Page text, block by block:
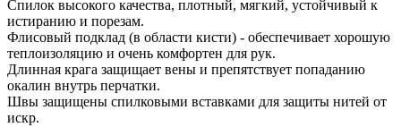
Спилок высокого качества, плотный, мягкий, устойчивый к
истиранию и порезам.
Флисовый подклад (в области кисти) - обеспечивает хорошую
теплоизоляцию и очень комфортен для рук.
Длинная крага защищает вены и препятствует попаданию
окалин внутрь перчатки.
Швы защищены спилковыми вставками для защиты нитей от
искр.